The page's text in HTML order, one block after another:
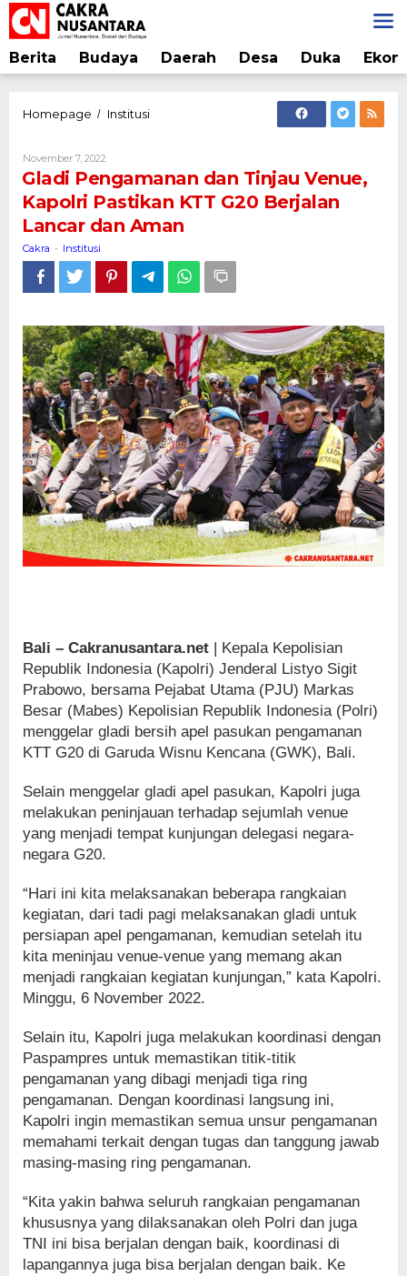
Lewati
ke
konten
Berita Budaya Daerah Desa Duka
Homepage / InstitusiGladi
Venue,
Kapolri
Pastikan
G20
Berjalan
Lancar
Aman
November 7, 2022
Gladi Pengamanan dan Tinjau Venue,
Kapolri Pastikan KTT G20 Berjalan
Lancar dan Aman
Cakra - Institusi
Bali – Cakranusantara.net | Kepala Kepolisian
Republik Indonesia (Kapolri) Jenderal Listyo Sigit
Prabowo, bersama Pejabat Utama (PJU) Markas
Besar (Mabes) Kepolisian Republik Indonesia (Polri)
menggelar gladi bersih apel pasukan pengamanan
KTT G20 di Garuda Wisnu Kencana (GWK), Bali.
Selain menggelar gladi apel pasukan, Kapolri juga
melakukan peninjauan terhadap sejumlah venue
yang menjadi tempat kunjungan delegasi negara-
negara G20.
“Hari ini kita melaksanakan beberapa rangkaian
kegiatan, dari tadi pagi melaksanakan gladi untuk
persiapan apel pengamanan, kemudian setelah itu
kita meninjau venue-venue yang memang akan
menjadi rangkaian kegiatan kunjungan,” kata Kapolri.
Minggu, 6 November 2022.
Selain itu, Kapolri juga melakukan koordinasi dengan
Paspampres untuk memastikan titik-titik
pengamanan yang dibagi menjadi tiga ring
pengamanan. Dengan koordinasi langsung ini,
Kapolri ingin memastikan semua unsur pengamanan
memahami terkait dengan tugas dan tanggung jawab
masing-masing ring pengamanan.
“Kita yakin bahwa seluruh rangkaian pengamanan
khususnya yang dilaksanakan oleh Polri dan juga
TNI ini bisa berjalan dengan baik, koordinasi di
lapangannya juga bisa berjalan dengan baik. Ke